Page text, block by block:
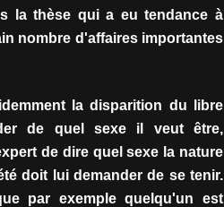
la thèse qui a eu tendance à
nombre d'affaires importantes
la disparition du libre
de quel sexe il veut être,
de dire quel sexe la nature
doit lui demander de se tenir.
par exemple quelqu'un est